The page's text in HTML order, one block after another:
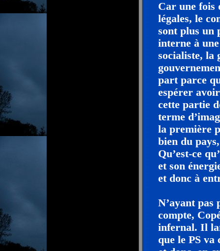
Car une fois
légales, le
sont plus un
interne à
socialiste, la
part parce
espérer
cette partie
terme
la première
bien du
Qu’est-ce
et son
et donc à
N’ayant pas
compte,
infernal. Il
que le PS